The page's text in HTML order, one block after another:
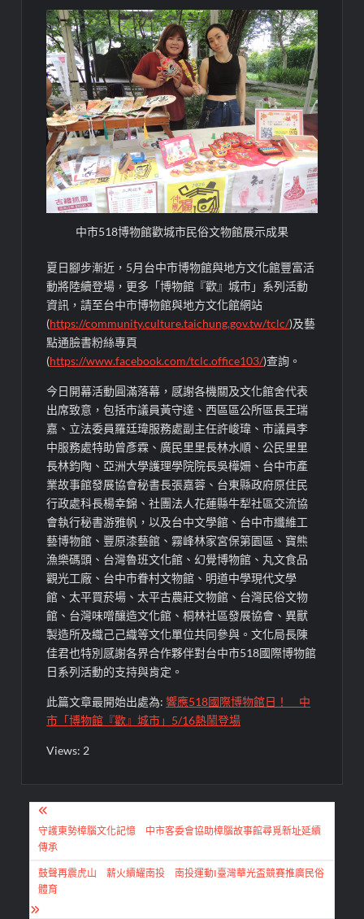
中市518博物館歡城市民俗文物館展示成果
夏日腳步漸近，5月台中市博物館與地方文化館豐富活
動將陸續登場，更多「博物館『歡』城市」系列活動
資訊，請至台中市博物館與地方文化館網站
(https://community.culture.taichung.gov.tw/tclc/)及藝
點通臉書粉絲專頁
(https://www.facebook.com/tclc.office103/)查詢。
今日開幕活動圓滿落幕，感謝各機關及文化館舍代表
出席致意，包括市議員黃守達、西區區公所區長王瑞
嘉、立法委員羅廷瑋服務處副主任許峻瑋、市議員李
中服務處特助曾彥霖、廣民里里長林水順、公民里里
長林鈞陶、亞洲大學護理學院院長吳樺姍、台中市產
業故事館發展協會秘書長張嘉蓉、台東縣政府原住民
行政處科長楊幸錦、社團法人花蓮縣牛犁社區交流協
會執行秘書游雅帆，以及台中文學館、台中市纖維工
藝博物館、豐原漆藝館、霧峰林家宮保第園區、寶熊
漁樂碼頭、台灣魯班文化館、幻覺博物館、丸文食品
觀光工廠、台中市眷村文物館、明道中學現代文學
館、太平買菸場、太平古農莊文物館、台灣民俗文物
館、台灣味噌釀造文化館、桐林社區發展協會、異獸
製造所及織己己織等文化單位共同參與。文化局長陳
佳君也特別感謝各界合作夥伴對台中市518國際博物館
日系列活動的支持與肯定。
此篇文章最開始出處為:響應518國際博物館日！ 中
市「博物館『歡』城市」5/16熱鬧登場
Views: 2
文
章
導
覽
守護東勢樟腦文化記憶 中市客委會協助樟腦故事館尋覓新址延續
傳承
鼓聲再震虎山 薪火續耀南投 南投運動I臺灣華光盃競賽推廣民俗
體育